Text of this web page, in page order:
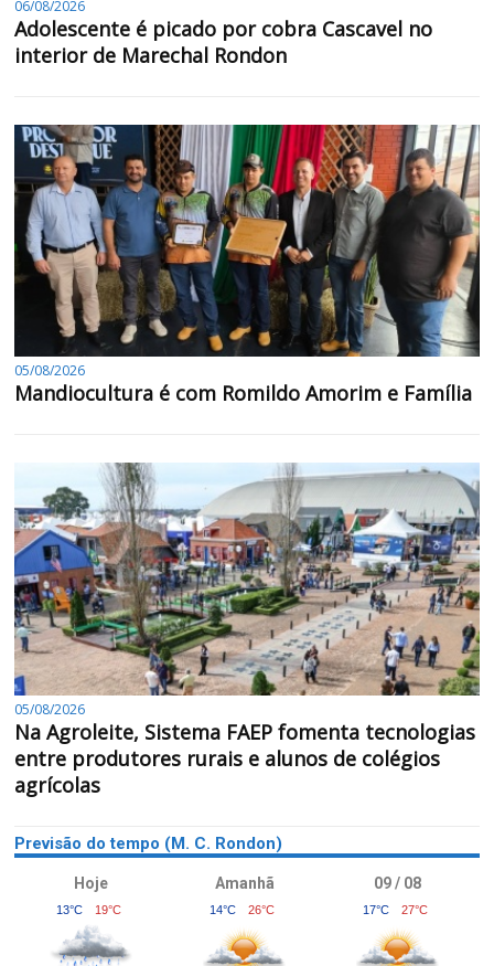
06/08/2026
Adolescente é picado por cobra Cascavel no
interior de Marechal Rondon
05/08/2026
Mandiocultura é com Romildo Amorim e Família
05/08/2026
Na Agroleite, Sistema FAEP fomenta tecnologias
entre produtores rurais e alunos de colégios
agrícolas
Previsão do tempo (M. C. Rondon)
Hoje
13°C 19°C
Amanhã
14°C 26°C
09 / 08
17°C 27°C